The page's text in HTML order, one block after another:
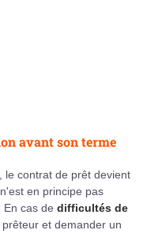
avant son terme
le contrat de prêt devient
en principe pas
En cas de difficultés de
prêteur et demander un